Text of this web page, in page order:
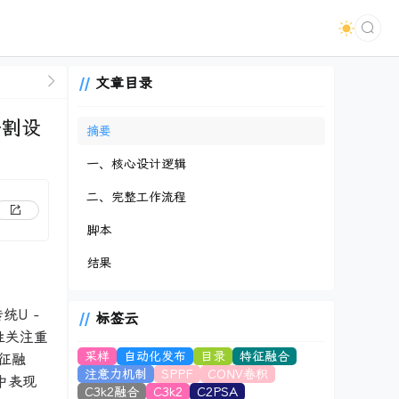
设
统U -
关注重
融
表现
文章目录
摘要
一、核心设计逻辑
二、完整工作流程
脚本
结果
标签云
采样 自动化发布 目录
特征融合
注意力机制
SPPF
CONV卷积
C3k2融合
C3k2 C2PSA